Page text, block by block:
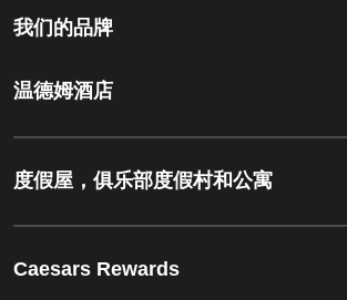
我们的品牌
温德姆酒店
度假屋，俱乐部度假村和公寓
Caesars Rewards